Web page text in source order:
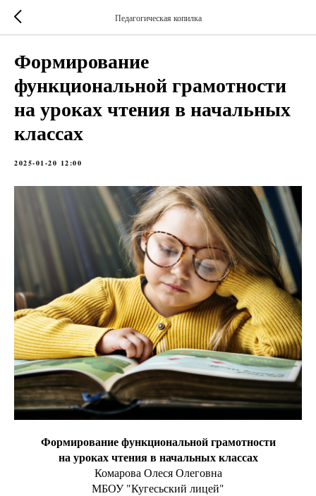
Педагогическая копилка
Формирование
функциональной грамотности
на уроках чтения в начальных
классах
2025-01-20 12:00
Формирование функциональной грамотности
на уроках чтения в начальных классах
Комарова Олеся Олеговна
МБОУ "Кугесьский лицей"